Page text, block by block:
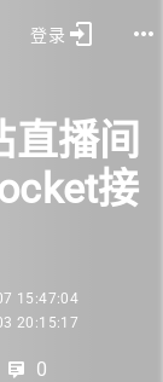
登录
直播间
接
15:47:04
20:15:17
0